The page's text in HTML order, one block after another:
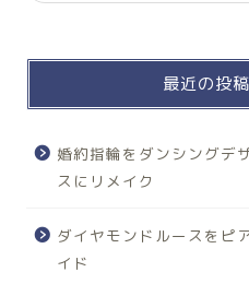
最近の投稿
婚約指輪をダンシングデ
スにリメイク
ダイヤモンドルースをピ
イド